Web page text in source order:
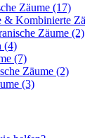
Zäume (17)
& Kombinierte
Zäume (2)
(4)
(7)
Zäume (2)
(3)